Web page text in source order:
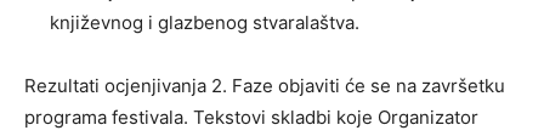
književnog i glazbenog stvaralaštva.
Rezultati ocjenjivanja 2. Faze objaviti će se na završetku
programa festivala. Tekstovi skladbi koje Organizator